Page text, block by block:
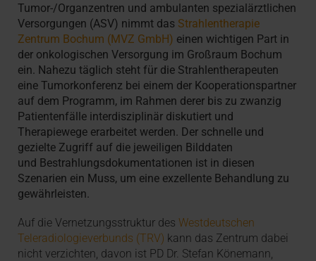
Tumor-/Organzentren und ambulanten spezialärztlichen
Versorgungen (ASV) nimmt das Strahlentherapie
Zentrum Bochum (MVZ GmbH) einen wichtigen Part in
der onkologischen Versorgung im Großraum Bochum
ein. Nahezu täglich steht für die Strahlentherapeuten
eine Tumor­konferenz bei einem der Kooperationspartner
auf dem Programm, im Rahmen derer bis zu zwanzig
Patientenfälle interdisziplinär diskutiert und
Therapiewege erarbeitet werden. Der schnelle und
gezielte Zugriff auf die jeweiligen Bilddaten
und Bestrahlungsdokumentationen ist in diesen
Szenarien ein Muss, um eine exzellente Behandlung zu
gewährleisten.
Auf die Vernetzungsstruktur desWestdeutschen
Teleradiologieverbunds (TRV) kann das Zentrum dabei
nicht verzichten, davon ist PD Dr. Stefan Könemann,